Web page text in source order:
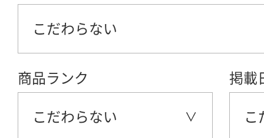
こだわらない
商品ランク
こだわらない
掲載
こ